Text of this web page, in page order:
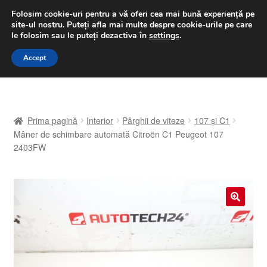
LIVRARE de la 33 lei
luni-vineri 9 a.m. - 4 p.m.031 229 6816
Sari
Sari
A lua legatura
Despre noi
Finalizare comandă
Prima pagină Interior Pârghii de viteze
107 și C1
Mâner de schimbare automată Citroën C1 Peugeot 107
2403FW
🔍
Folosim cookie-uri pentru a vă oferi cea mai bună experiență pe
site-ul nostru. Puteți afla mai multe despre cookie-urile pe care
le folosim sau le puteți dezactiva în settings.
Accept